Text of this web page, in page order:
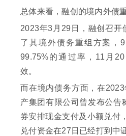
总体来看，融创的境内外债
2023年3月29日，融创召开
了其境外债务重组方案，
99.75%的通过率，11月
效。
而在境内债务方面，在
产集团有限公司曾发布公告
券安排现金支付及小额兑付
兑付资金在27日已经打到中